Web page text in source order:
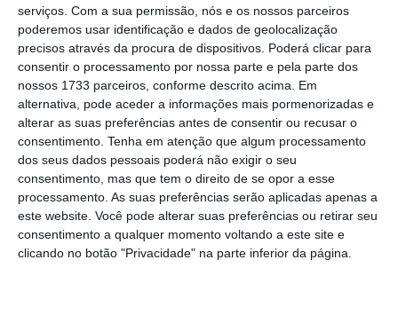
serviços. Com a sua permissão, nós e os nossos parceiros
poderemos usar identificação e dados de geolocalização
precisos através da procura de dispositivos. Poderá clicar para
consentir o processamento por nossa parte e pela parte dos
nossos 1733 parceiros, conforme descrito acima. Em
alternativa, pode aceder a informações mais pormenorizadas e
alterar as suas preferências antes de consentir ou recusar o
consentimento. Tenha em atenção que algum processamento
dos seus dados pessoais poderá não exigir o seu
consentimento, mas que tem o direito de se opor a esse
processamento. As suas preferências serão aplicadas apenas a
este website. Você pode alterar suas preferências ou retirar seu
consentimento a qualquer momento voltando a este site e
clicando no botão "Privacidade" na parte inferior da página.
Olhando para as capitais destes países, o
rankingé diferente.A cidade com maior
número de alojamentos locais é Londres, com
64.118, seguida de Paris, com 46.681 unidades
registadas no Airbnb. A capital portuguesa
surge no sexto lugar, com 15.601 alojamentos
locais (este número é superior ao que está
registado no Registo Nacional do Alojamento
Local, onde o município de Lisboa surge com